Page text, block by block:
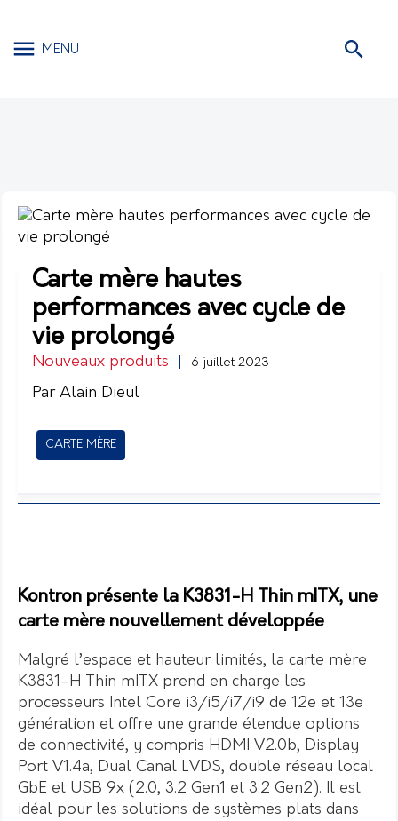
MENU
Carte mère hautes
performances avec cycle de
vie prolongé
Nouveaux produits 6 juillet 2023
Par Alain Dieul
CARTE MÈRE
Kontron présente la K3831-H Thin mITX, une
carte mère nouvellement développée
Malgré l’espace et hauteur limités, la carte mère
K3831-H Thin mITX prend en charge les
processeurs Intel Core i3/i5/i7/i9 de 12e et 13e
génération et offre une grande étendue options
de connectivité, y compris HDMI V2.0b, Display
Port V1.4a, Dual Canal LVDS, double réseau local
GbE et USB 9x (2.0, 3.2 Gen1 et 3.2 Gen2). Il est
idéal pour les solutions de systèmes plats dans